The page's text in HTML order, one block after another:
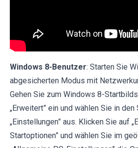
Windows 8-Benutzer: Starten Sie
abgesicherten Modus mit
Gehen Sie zum Windows 8-
„Erweitert” ein und wählen Sie in
„Einstellungen” aus. Klicken Sie auf
Startoptionen” und wählen Sie im